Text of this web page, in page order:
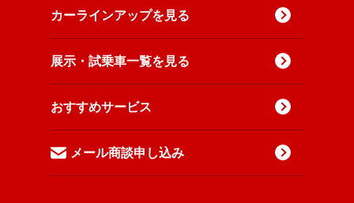
カーラインアップを見る
展示・試乗車一覧を見る
おすすめサービス
メール商談申し込み